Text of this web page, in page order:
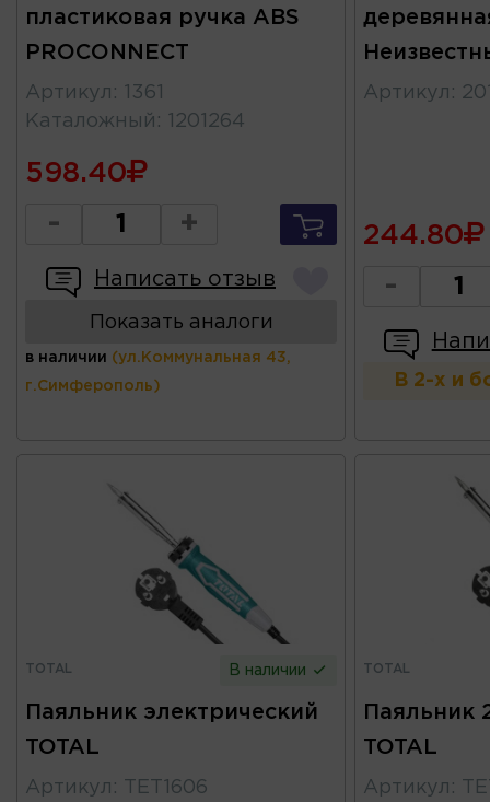
пластиковая ручка ABS
PROCONNECT
Артикул :
1361
Каталожный : 1201264
598.40
- +
Написать отзыв
Показать аналоги
в наличии (ул.Коммунальная 43,
г.Симферополь)
Артикул :
244.80
-
В 2-х и
TOTAL В наличии
Паяльник электрический
TOTAL
Артикул : TET1606
TOTAL
Паяльник
TOTAL
Артикул :